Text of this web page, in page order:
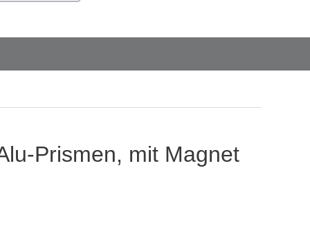
Prismen, mit Magnet